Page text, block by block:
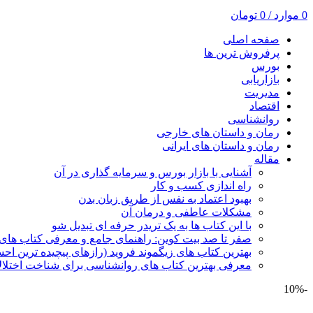
0 موارد /
0 تومان
صفحه اصلی
پرفروش ترین ها
بورس
بازاریابی
مدیریت
اقتصاد
روانشناسی
رمان و داستان های خارجی
رمان و داستان های ایرانی
مقاله
آشنایی با بازار بورس و سرمایه گذاری در آن
راه اندازی کسب و کار
بهبود اعتماد به نفس از طریق زبان بدن
مشکلات عاطفی و درمان آن
با این کتاب ها به یک تریدر حرفه ای تبدیل شو
صفر تا صد بیت کوین: راهنمای جامع و معرفی کتاب های
بهترین کتاب های زیگموند فروید (رازهای پیچیده ترین
معرفی بهترین کتاب های روانشناسی برای شناخت
-10%